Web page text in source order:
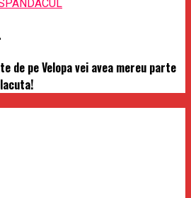
de pe Velopa vei avea mereu parte